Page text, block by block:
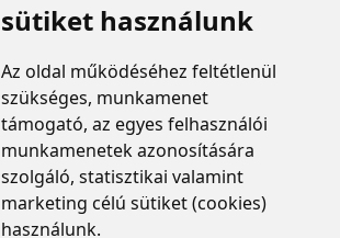
sütiket használunk
Az oldal működéséhez feltétlenül
szükséges, munkamenet
támogató, az egyes felhasználói
munkamenetek azonosítására
szolgáló, statisztikai valamint
marketing célú sütiket (cookies)
használunk.
ELÉRHETŐSÉGEK
+36 1 880 7600